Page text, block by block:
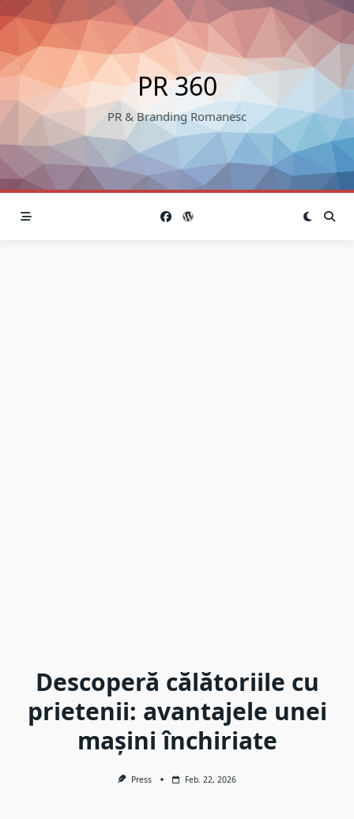
Skip
to
content
PR 360
PR & Branding Romanesc
Descoperă călătoriile cu
prietenii: avantajele unei
mașini închiriate
Press Feb. 22, 2026